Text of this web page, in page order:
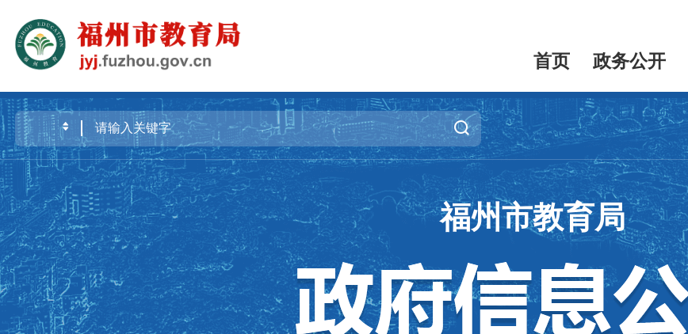
首页 政务公开
福州市教育局